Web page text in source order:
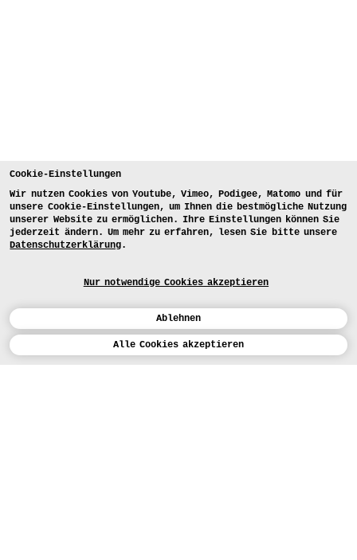
Cookie-Einstellungen
Wir nutzen Cookies von Youtube, Vimeo, Podigee, Matomo und für
unsere Cookie-Einstellungen, um Ihnen die bestmögliche Nutzung
unserer Website zu ermöglichen. Ihre Einstellungen können Sie
jederzeit ändern. Um mehr zu erfahren, lesen Sie bitte unsere
Datenschutzerklärung.
Nur notwendige Cookies akzeptieren
Ablehnen
Alle Cookies akzeptieren
Kalender